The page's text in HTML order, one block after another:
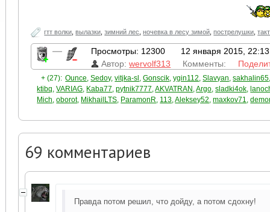
гтт волки ,вылазки ,зимний лес ,ночевка в лесу зимой ,пострелушки ,
— Просмотры: 12300
12 января 2015, 22:13
Автор:wervolf313 Комменты:
+ (27): Ounce ,Sedoy,vitjka-sl ,Gonscik ,ygin112 ,Slavyan ,sakhalin65
ktibq ,VARIAG Kaba77 ,pytnik7777 ,AKVATRAN ,Argo ,sladki4ok ,
Mich ,oborot, MikhailLTS ParamonR 113 ,Aleksey52 ,maxkov71 ,
69 комментариев
Правда потом решил, что дойду, а потом сдохну!